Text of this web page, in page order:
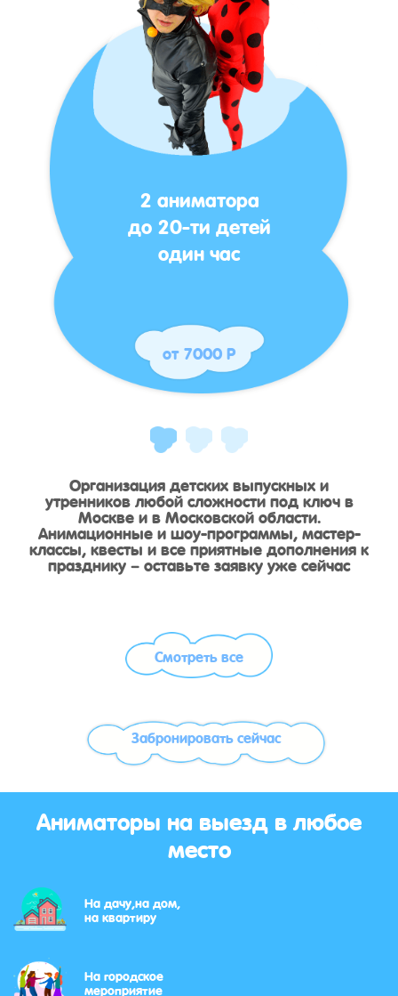
2 аниматора
до 20-ти детей
один час
от 7000 Р
Организация детских выпускных и
утренников любой сложности под ключ в
Москве и в Московской области.
Анимационные и шоу-программы, мастер-
классы, квесты и все приятные дополнения к
празднику – оставьте заявку уже сейчас
Смотреть все
Забронировать сейчас
Аниматоры на выезд в любое
место
На дачу,на дом,
на квартиру
На городское
мероприятие